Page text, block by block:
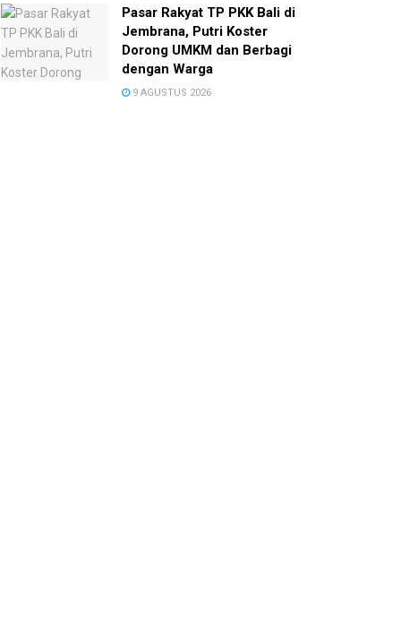
Pasar Rakyat TP PKK Bali di
Jembrana, Putri Koster
Dorong UMKM dan Berbagi
dengan Warga
9 AGUSTUS 2026